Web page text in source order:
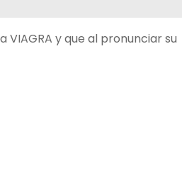
VIAGRA y que al pronunciar su